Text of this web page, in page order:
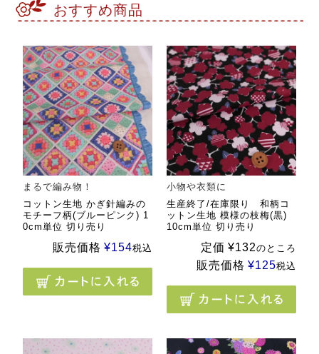
おすすめ商品
まるで編み物！
コットン生地 かぎ針編みの
モチーフ柄(ブルーピンク) 1
0cm単位 切り売り
販売価格 ¥154税込
小物や衣類に
生産終了/在庫限り 和柄コ
ットン生地 模様の枝梅(黒)
10cm単位 切り売り
定価 ¥132のところ
販売価格 ¥125税込